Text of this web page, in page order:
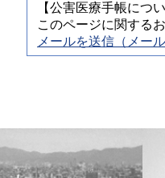
【公害医療手帳につ
このページに関する
メールを送信（メー